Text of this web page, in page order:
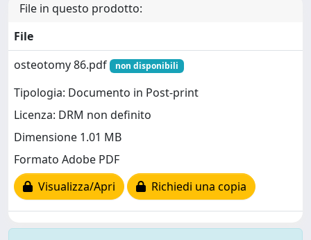
File in questo prodotto:
File
osteotomy 86.pdf
non disponibili
Tipologia: Documento in Post-print
Licenza: DRM non definito
Dimensione 1.01 MB
Formato Adobe PDF
Visualizza/Apri
Richiedi una copia